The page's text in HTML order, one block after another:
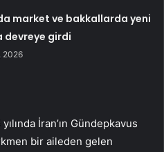
market ve bakkallarda yeni
devreye girdi
2026
İran’ın Gündepkavus
bir aileden gelen